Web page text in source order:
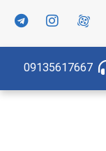
09135617667